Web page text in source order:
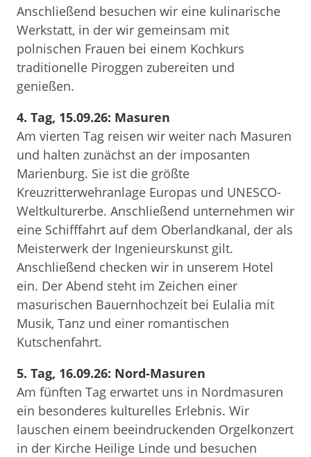
Anschließend besuchen wir eine kulinarische
Werkstatt, in der wir gemeinsam mit
polnischen Frauen bei einem Kochkurs
traditionelle Piroggen zubereiten und
genießen.
4. Tag, 15.09.26: Masuren
Am vierten Tag reisen wir weiter nach Masuren
und halten zunächst an der imposanten
Marienburg. Sie ist die größte
Kreuzritterwehranlage Europas und UNESCO-
Weltkulturerbe. Anschließend unternehmen wir
eine Schifffahrt auf dem Oberlandkanal, der als
Meisterwerk der Ingenieurskunst gilt.
Anschließend checken wir in unserem Hotel
ein. Der Abend steht im Zeichen einer
masurischen Bauernhochzeit bei Eulalia mit
Musik, Tanz und einer romantischen
Kutschenfahrt.
5. Tag, 16.09.26: Nord-Masuren
Am fünften Tag erwartet uns in Nordmasuren
ein besonderes kulturelles Erlebnis. Wir
lauschen einem beeindruckenden Orgelkonzert
in der Kirche Heilige Linde und besuchen